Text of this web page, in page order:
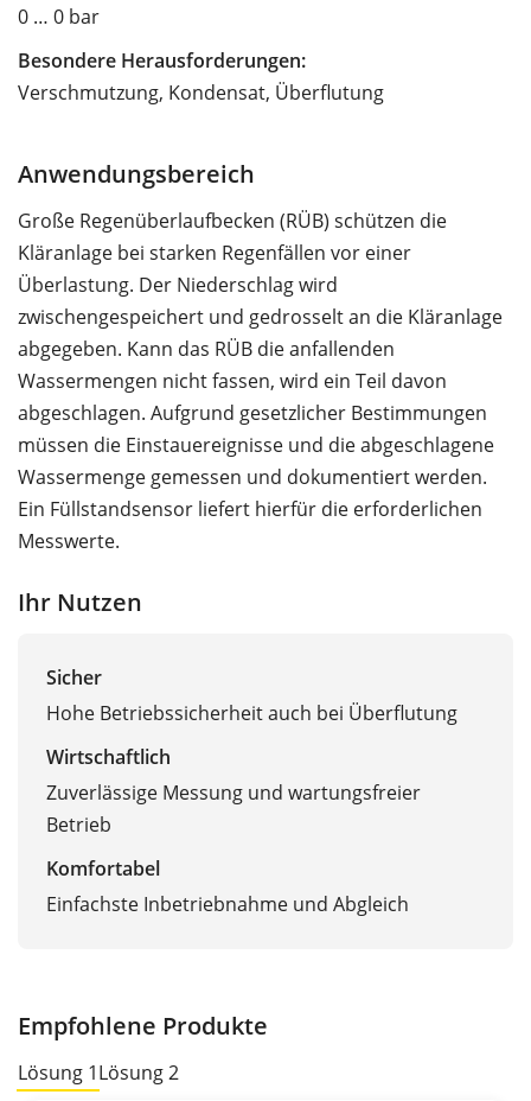
0 … 0 bar
Besondere Herausforderungen:
Verschmutzung, Kondensat, Überflutung
Anwendungsbereich
Große Regenüberlaufbecken (RÜB) schützen die
Kläranlage bei starken Regenfällen vor einer
Überlastung. Der Niederschlag wird
zwischengespeichert und gedrosselt an die Kläranlage
abgegeben. Kann das RÜB die anfallenden
Wassermengen nicht fassen, wird ein Teil davon
abgeschlagen. Aufgrund gesetzlicher Bestimmungen
müssen die Einstauereignisse und die abgeschlagene
Wassermenge gemessen und dokumentiert werden.
Ein Füllstandsensor liefert hierfür die erforderlichen
Messwerte.
Ihr Nutzen
Sicher
Hohe Betriebssicherheit auch bei Überflutung
Wirtschaftlich
Zuverlässige Messung und wartungsfreier
Betrieb
Komfortabel
Einfachste Inbetriebnahme und Abgleich
Empfohlene Produkte
Lösung 1Lösung 2